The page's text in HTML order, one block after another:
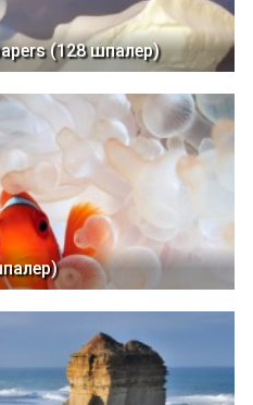
(128 шпалер)